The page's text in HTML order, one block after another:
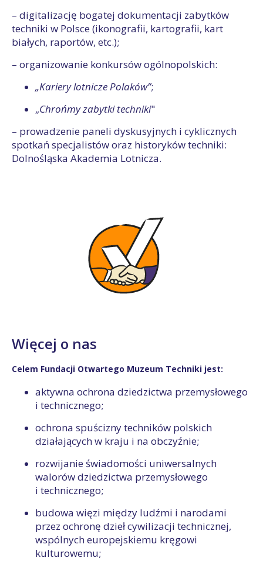
– digitalizację bogatej dokumentacji zabytków
techniki w Polsce (ikonografii, kartografii, kart
białych, raportów, etc.);
– organizowanie konkursów ogólnopolskich:
„Kariery lotnicze Polaków”;
„Chrońmy zabytki techniki"
– prowadzenie paneli dyskusyjnych i cyklicznych
spotkań specjalistów oraz historyków techniki:
Dolnośląska Akademia Lotnicza.
Więcej o nas
Celem Fundacji Otwartego Muzeum Techniki jest:
aktywna ochrona dziedzictwa przemysłowego
i technicznego;
ochrona spuścizny techników polskich
działających w kraju i na obczyźnie;
rozwijanie świadomości uniwersalnych
walorów dziedzictwa przemysłowego
i technicznego;
budowa więzi między ludźmi i narodami
przez ochronę dzieł cywilizacji technicznej,
wspólnych europejskiemu kręgowi
kulturowemu;